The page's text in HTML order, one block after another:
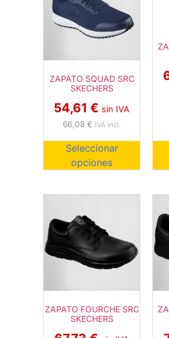
ZAPATO SQUAD SRC
SKECHERS
54,61€ sin IVA
66,08€ IVA incl.
Seleccionar
opciones
ZAPATO FOURCHE SRC
SKECHERS